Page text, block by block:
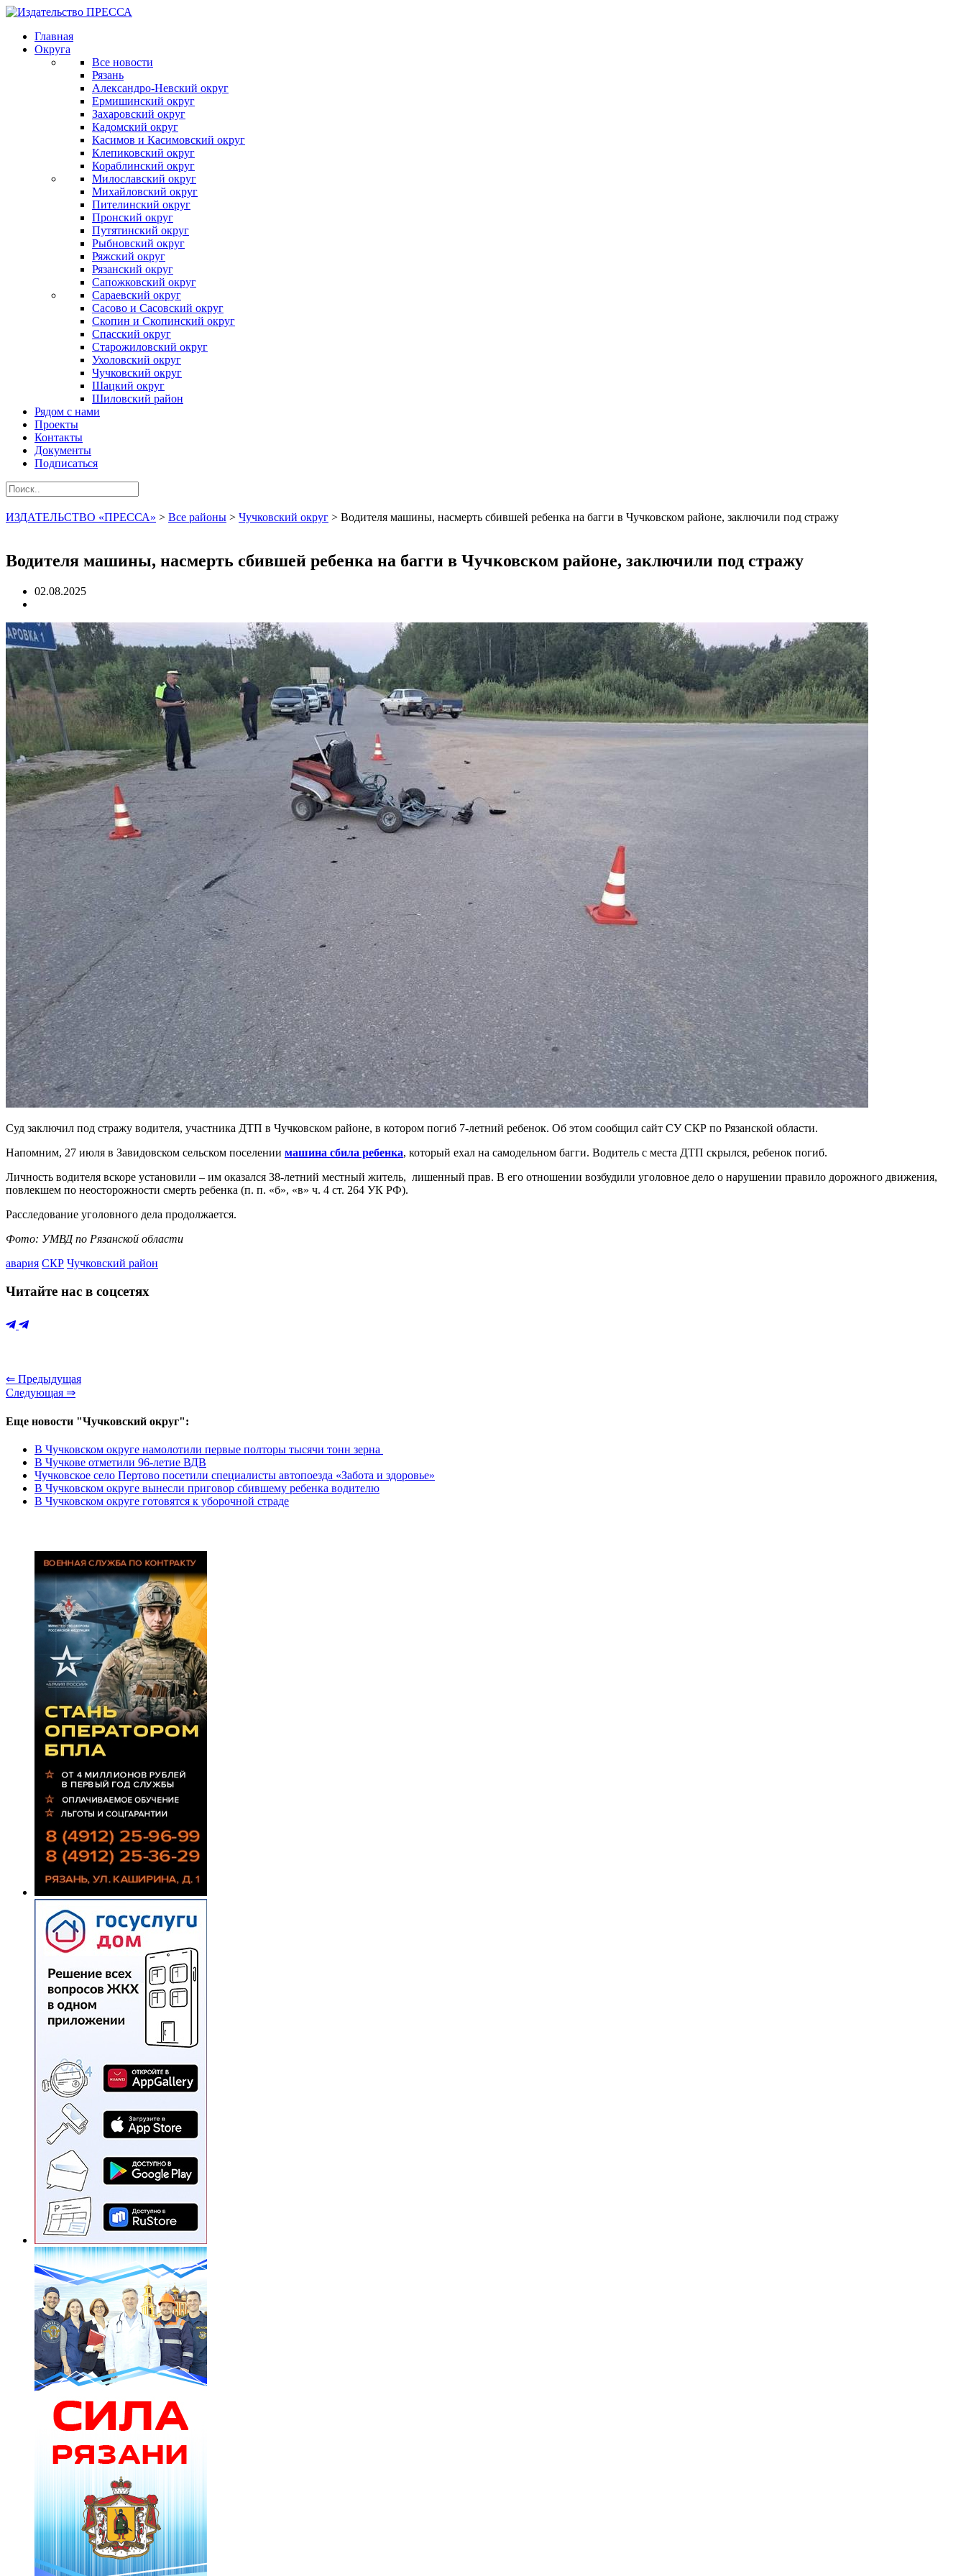
Главная
Округа
Все новости
Рязань
Александро-Невский округ
Ермишинский округ
Захаровский округ
Кадомский округ
Касимов и Касимовский округ
Клепиковский округ
Кораблинский округ
Милославский округ
Михайловский округ
Пителинский округ
Пронский округ
Путятинский округ
Рыбновский округ
Ряжский округ
Рязанский округ
Сапожковский округ
Сараевский округ
Сасово и Сасовский округ
Скопин и Скопинский округ
Спасский округ
Старожиловский округ
Ухоловский округ
Чучковский округ
Шацкий округ
Шиловский район
Рядом с нами
Проекты
Контакты
Документы
Подписаться
ИЗДАТЕЛЬСТВО «ПРЕССА» > Все районы > Чучковский округ > Водителя машины, насмерть сбившей ребенка на багги в Чучковском районе, заключили под стражу
Водителя машины, насмерть сбившей ребенка на багги в Чучковском районе, заключили под стражу
02.08.2025
Суд заключил под стражу водителя, участника ДТП в Чучковском районе, в котором погиб 7-летний ребенок. Об этом сообщил сайт СУ СКР по Рязанской области.
Напомним, 27 июля в Завидовском сельском поселении машина сбила ребенка, который ехал на самодельном багги. Водитель с места ДТП скрылся, ребенок погиб.
Личность водителя вскоре установили – им оказался 38-летний местный житель, лишенный прав. В его отношении возбудили уголовное дело о нарушении правило дорожного движения,
повлекшем по неосторожности смерть ребенка (п. п. «б», «в» ч. 4 ст. 264 УК РФ).
Расследование уголовного дела продолжается.
Фото: УМВД по Рязанской области
авария СКР Чучковский район
Читайте нас в соцсетях
⇐ Предыдущая
Следующая ⇒
Еще новости "Чучковский округ":
В Чучковском округе намолотили первые полторы тысячи тонн зерна
В Чучкове отметили 96-летие ВДВ
Чучковское село Пертово посетили специалисты автопоезда «Забота и здоровье»
В Чучковском округе вынесли приговор сбившему ребенка водителю
В Чучковском округе готовятся к уборочной страде